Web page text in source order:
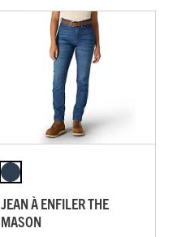
JEAN À ENFILER THE
MASON